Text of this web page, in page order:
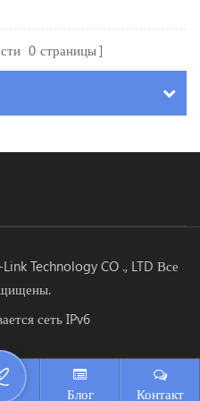
0 страницы
Technology CO ., LTD Все
сеть IPv6
Блог Контакт